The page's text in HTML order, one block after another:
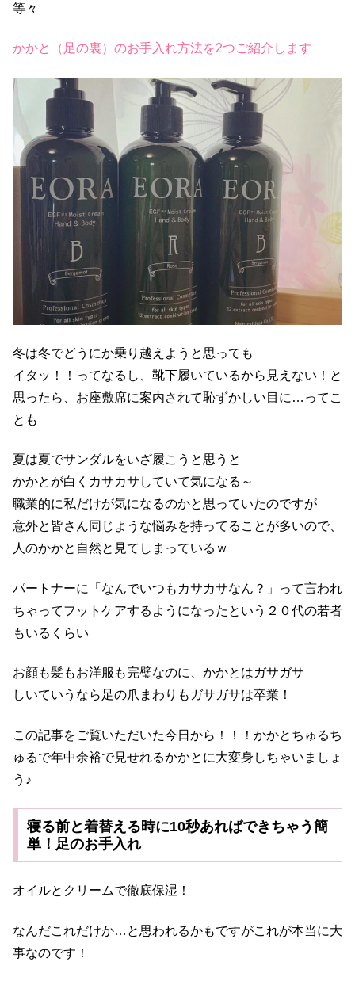
等々
かかと（足の裏）のお手入れ方法を2つご紹介します
冬は冬でどうにか乗り越えようと思っても
イタッ！！ってなるし、靴下履いているから見えない！と
思ったら、お座敷席に案内されて恥ずかしい目に…ってこ
とも
夏は夏でサンダルをいざ履こうと思うと
かかとが白くカサカサしていて気になる～
職業的に私だけが気になるのかと思っていたのですが
意外と皆さん同じような悩みを持ってることが多いので、
人のかかと自然と見てしまっているｗ
パートナーに「なんでいつもカサカサなん？」って言われ
ちゃってフットケアするようになったという２０代の若者
もいるくらい
お顔も髪もお洋服も完璧なのに、かかとはガサガサ
しいていうなら足の爪まわりもガサガサは卒業！
この記事をご覧いただいた今日から！！！かかとちゅるち
ゅるで年中余裕で見せれるかかとに大変身しちゃいましょ
う♪
寝る前と着替える時に10秒あればできちゃう簡
単！足のお手入れ
オイルとクリームで徹底保湿！
なんだこれだけか…と思われるかもですがこれが本当に大
事なのです！